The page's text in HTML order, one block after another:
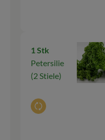
1 Stk
Petersilie
(2 Stiele)
Auswahl ändern